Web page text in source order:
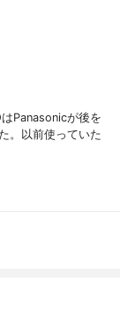
Panasonicが後を
。以前使っていた